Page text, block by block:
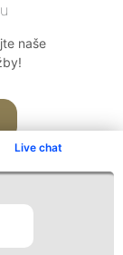
Live chat
naše